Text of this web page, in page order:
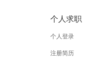
个人求职
个人登录
注册简历